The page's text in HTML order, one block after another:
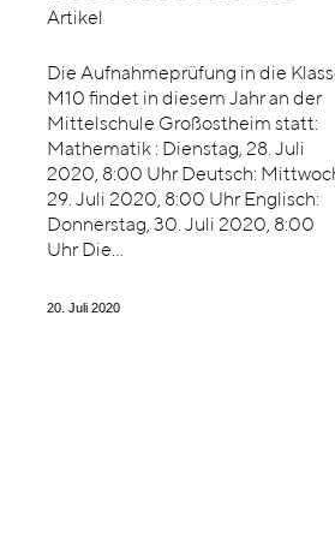
Artikel
Die Aufnahmeprüfung in die
M10 findet in diesem Jahr an der
Mittelschule Großostheim statt:
Mathematik : Dienstag, 28. Juli
2020, 8:00 Uhr Deutsch:
29. Juli 2020, 8:00 Uhr Englisch:
Donnerstag, 30. Juli 2020, 8:00
Uhr Die…
20. Juli 2020